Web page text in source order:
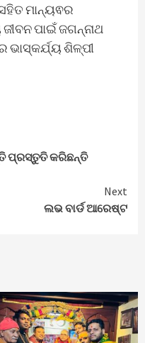
ମାନ୍ୟଵର
ପାଇଁ ଜଗନ୍ନାଥ
ଭାସ୍କର୍ଯ୍ୟ ଶିଳ୍ପୀ
ପ୍ରସ୍ତୁତି କରିଛନ୍ତି
Next
ଲଭ ବାର୍ଡ ଆରେଷ୍ଟ